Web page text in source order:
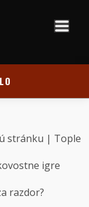
stránku | Tople
igre
razdor?